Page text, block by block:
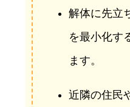
解体に先立
を最小化す
ます。
近隣の住民